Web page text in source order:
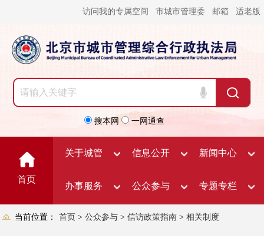
访问我的专属空间 市城市管理委 邮箱 适老版
搜本网 一网通查
首页
关于城管 信息公开 新闻中心
办事服务 公众参与 专题专栏
当前位置： 首页 > 公众参与 > 信访政策指南 > 相关制度